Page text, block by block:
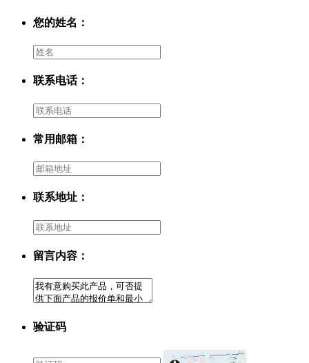
您的姓名：
联系电话：
常用邮箱：
联系地址：
留言内容：
验证码